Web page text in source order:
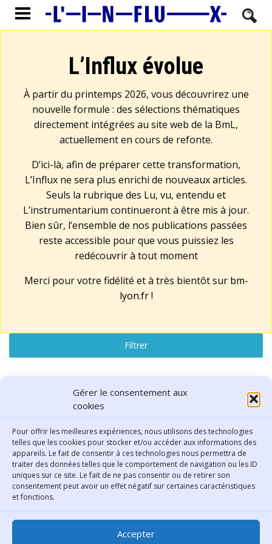
Gérer le consentement aux
cookies
Pour offrir les meilleures expériences, nous utilisons des technologies
telles que les cookies pour stocker et/ou accéder aux informations des
appareils. Le fait de consentir à ces technologies nous permettra de
traiter des données telles que le comportement de navigation ou les ID
uniques sur ce site. Le fait de ne pas consentir ou de retirer son
consentement peut avoir un effet négatif sur certaines caractéristiques
et fonctions.
Accepter
L’Influx évolue
À partir du printemps 2026, vous découvrirez une
nouvelle formule : des sélections thématiques
directement intégrées au site web de la BmL,
actuellement en cours de refonte.
D’ici-là, afin de préparer cette transformation,
L’Influx ne sera plus enrichi de nouveaux articles.
Seuls la rubrique des Lu, vu, entendu et
L’instrumentarium continueront à être mis à jour.
Bien sûr, l’ensemble de nos publications passées
reste accessible pour que vous puissiez les
redécouvrir à tout moment
Merci pour votre fidélité et à très bientôt sur bm-
lyon.fr!
Filtrer
Lu, vu, entendu
résultats : "Poésie"
Réinitialiser la recherche
Bibliothèque municipale de